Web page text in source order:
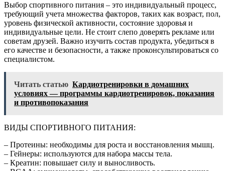
Выбор спортивного питания – это индивидуальный процесс,
требующий учета множества факторов, таких как возраст, пол,
уровень физической активности, состояние здоровья и
индивидуальные цели. Не стоит слепо доверять рекламе или
советам друзей. Важно изучить состав продукта, убедиться в
его качестве и безопасности, а также проконсультироваться со
специалистом.
Читать статью Кардиотренировки в домашних
условиях — программы кардиотренировок, показания
и противопоказания
ВИДЫ СПОРТИВНОГО ПИТАНИЯ:
– Протеины: необходимы для роста и восстановления мышц.
– Гейнеры: используются для набора массы тела.
– Креатин: повышает силу и выносливость.